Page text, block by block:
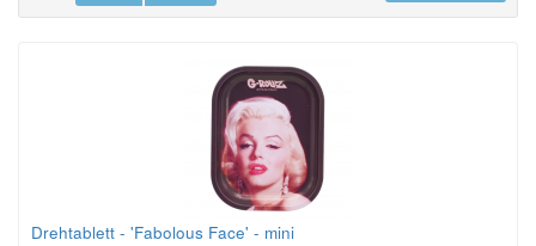
Drehtablett - 'Fabolous Face' - mini